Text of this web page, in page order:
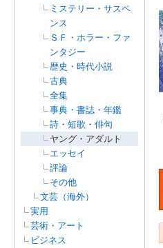
ミステリー・サスペ
ンス
ＳＦ・ホラー・ファ
ンタジー
歴史・時代小説
古典
全集
事典・書誌・年鑑
詩・短歌・俳句
ヤング・アダルト
エッセイ
評論
その他
文芸（海外）
実用
芸術・アート
ビジネス